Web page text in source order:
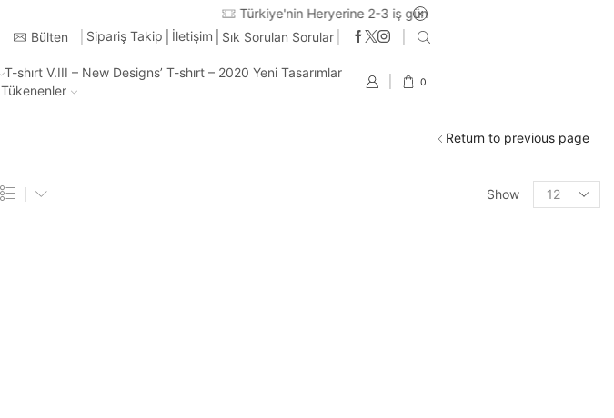
Bülten Sipariş Takip İletişim Sık Sorulan Sorular
T-shırt V.III – New Designs’ T-shırt – 2020 Yeni Tasarımlar
Tükenenler
0
Return to previous page
Show
Products
per